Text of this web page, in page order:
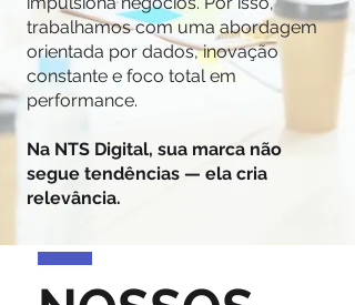
trabalhamos com uma abordagem
orientada por dados, inovação
constante e foco total em
performance.
Na NTS Digital, sua marca não
segue tendências — ela cria
relevância.